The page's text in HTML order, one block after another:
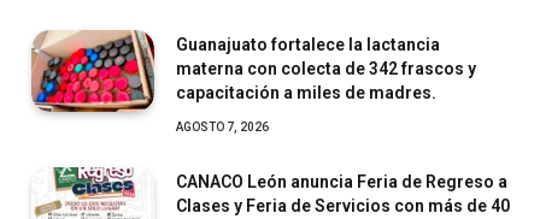
Guanajuato fortalece la lactancia
materna con colecta de 342 frascos y
capacitación a miles de madres.
AGOSTO 7, 2026
CANACO León anuncia Feria de Regreso a
Clases y Feria de Servicios con más de 40